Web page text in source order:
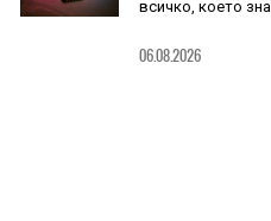
всичко, което
06.08.2026